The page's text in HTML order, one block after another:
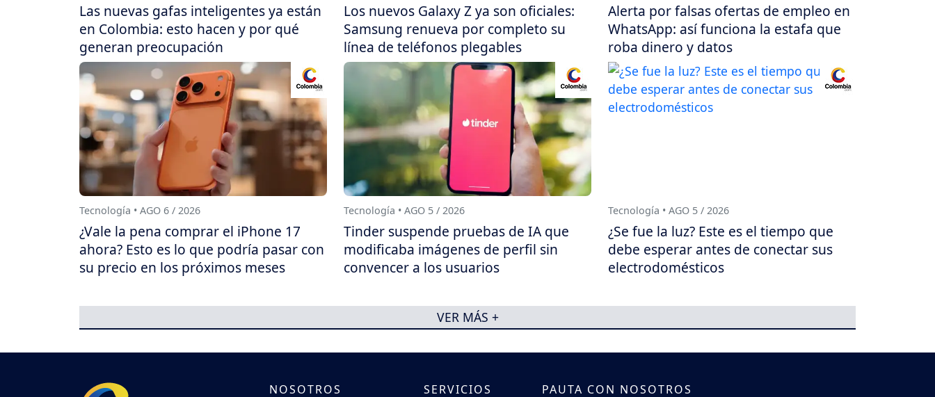
Las nuevas gafas inteligentes ya están
en Colombia: esto hacen y por qué
generan preocupación
Los nuevos Galaxy Z ya son oficiales:
Samsung renueva por completo su
línea de teléfonos plegables
Alerta por falsas ofertas de empleo en
WhatsApp: así funciona la estafa que
roba dinero y datos
Tecnología • AGO 6 / 2026
¿Vale la pena comprar el iPhone 17
ahora? Esto es lo que podría pasar con
su precio en los próximos meses
Tecnología • AGO 5 / 2026
Tinder suspende pruebas de IA que
modificaba imágenes de perfil sin
convencer a los usuarios
Tecnología • AGO 5 / 2026
¿Se fue la luz? Este es el tiempo que
debe esperar antes de conectar sus
electrodomésticos
VER MÁS +
NOSOTROS SERVICIOS PAUTA CON NOSOTROS